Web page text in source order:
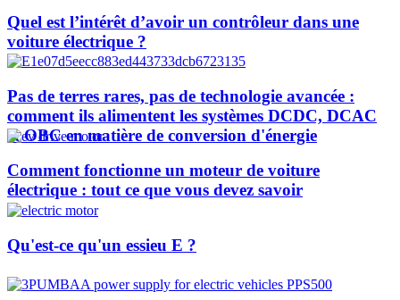
Quel est l’intérêt d’avoir un contrôleur dans une
voiture électrique ?
Pas de terres rares, pas de technologie avancée :
comment ils alimentent les systèmes DCDC, DCAC
et OBC en matière de conversion d'énergie
Comment fonctionne un moteur de voiture
électrique : tout ce que vous devez savoir
Qu'est-ce qu'un essieu E ?